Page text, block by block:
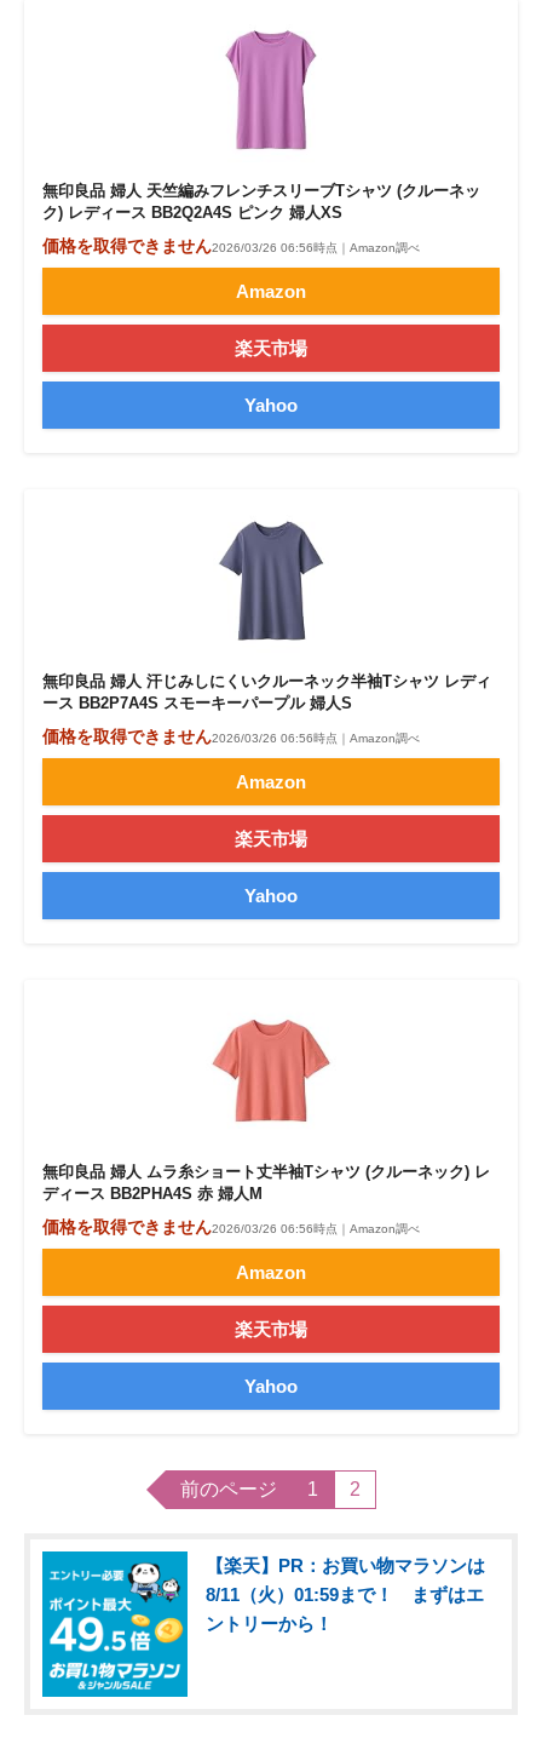
無印良品 婦人 天竺編みフレンチスリーブTシャツ (クルーネッ
ク) レディース BB2Q2A4S ピンク 婦人XS
価格を取得できません2026/03/26 06:56時点｜Amazon調べ
Amazon
楽天市場
Yahoo
無印良品 婦人 汗じみしにくいクルーネック半袖Tシャツ レディ
ース BB2P7A4S スモーキーパープル 婦人S
価格を取得できません2026/03/26 06:56時点｜Amazon調べ
Amazon
楽天市場
Yahoo
無印良品 婦人 ムラ糸ショート丈半袖Tシャツ (クルーネック) レ
ディース BB2PHA4S 赤 婦人M
価格を取得できません2026/03/26 06:56時点｜Amazon調べ
Amazon
楽天市場
Yahoo
前のページ 1 2
【楽天】PR：お買い物マラソンは
8/11（火）01:59まで！ まずはエ
ントリーから！